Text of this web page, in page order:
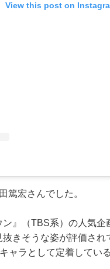
View this post on
篤宏さんでした。
』（TBS系）の人気企
きそうな姿が評価さ
ャラとして定着してい